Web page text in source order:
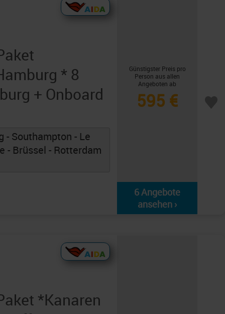
* 8
+ Onboard
- Southampton - Le
- Brüssel - Rotterdam
Günstigster Preis pro
Person aus allen
Angeboten ab
595 €
6 Angebote
ansehen ›
*Kanaren